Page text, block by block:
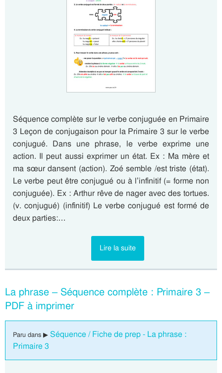
Séquence complète sur le verbe conjuguée en Primaire
3 Leçon de conjugaison pour la Primaire 3 sur le verbe
conjugué. Dans une phrase, le verbe exprime une
action. Il peut aussi exprimer un état. Ex : Ma mère et
ma sœur dansent (action). Zoé semble /est triste (état).
Le verbe peut être conjugué ou à l’infinitif (= forme non
conjuguée). Ex : Arthur rêve de nager avec des tortues.
(v. conjugué) (infinitif) Le verbe conjugué est formé de
deux parties:…
Lire la suite
La phrase – Séquence complète : Primaire 3 –
PDF à imprimer
Paru dans ▶ Séquence / Fiche de prep - La phrase :
Primaire 3